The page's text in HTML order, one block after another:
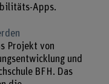
Apps.
Projekt von
und
BFH. Das